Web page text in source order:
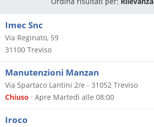
Imec Snc
Via Reginato, 59
31100 Treviso
Manutenzioni Manzan
Via Spartaco Lantini 2/e - 31052 Treviso
Chiuso ⋅ Apre Martedì alle 08:00
Iroco